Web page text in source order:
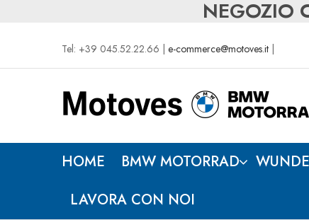
NEGOZIO
Tel: +39 045.52.22.66 | e-commerce@motoves.it
HOME BMW MOTORRAD
LAVORA CON NOI